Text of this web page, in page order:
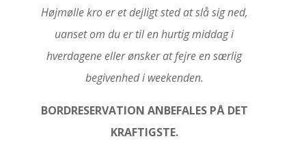
Højmølle kro er et dejligt sted at slå sig ned,
uanset om du er til en hurtig middag i
hverdagene eller ønsker at fejre en særlig
begivenhed i weekenden.
BORDRESERVATION ANBEFALES PÅ DET
KRAFTIGSTE.